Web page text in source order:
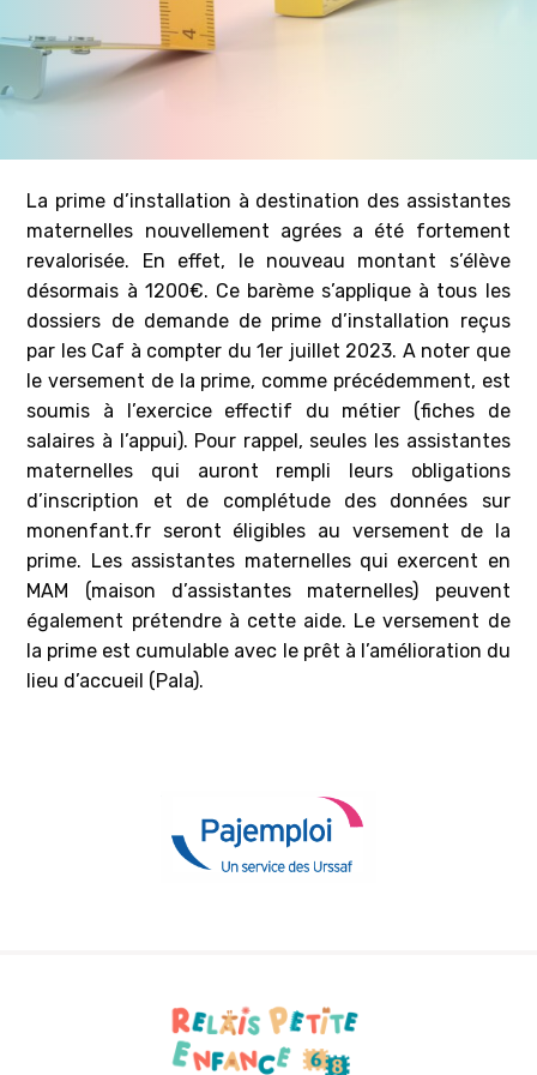
La prime d’installation à destination des assistantes
maternelles nouvellement agrées a été fortement
revalorisée. En effet, le nouveau montant s’élève
désormais à 1200€. Ce barème s’applique à tous les
dossiers de demande de prime d’installation reçus
par les Caf à compter du 1er juillet 2023. A noter que
le versement de la prime, comme précédemment, est
soumis à l’exercice effectif du métier (fiches de
salaires à l’appui). Pour rappel, seules les assistantes
maternelles qui auront rempli leurs obligations
d’inscription et de complétude des données sur
monenfant.fr seront éligibles au versement de la
prime. Les assistantes maternelles qui exercent en
MAM (maison d’assistantes maternelles) peuvent
également prétendre à cette aide. Le versement de
la prime est cumulable avec le prêt à l’amélioration du
lieu d’accueil (Pala).